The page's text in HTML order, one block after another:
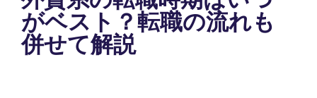
がベスト？転職の流れも
併せて解説